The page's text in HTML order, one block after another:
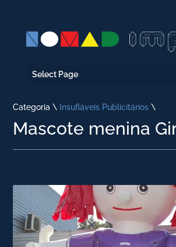
Select Page
Categoria \ Insufláveis Publicitários \
Mascote menina